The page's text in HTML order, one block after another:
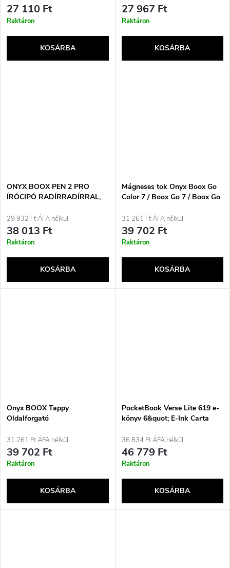
27 110 Ft
Raktáron
KOSÁRBA
27 967 Ft
Raktáron
KOSÁRBA
ONYX BOOX PEN 2 PRO
ÍRÓCIPÓ RADÍRRADÍRRAL,
29 932 Ft ÁFA nélkül
38 013 Ft
Raktáron
KOSÁRBA
Mágneses tok Onyx Boox Go
Color 7 / Boox Go 7 / Boox Go
tolltartóval, bézs színben
31 261 Ft ÁFA nélkül
39 702 Ft
Raktáron
KOSÁRBA
Onyx BOOX Tappy
Oldalforgató
31 261 Ft ÁFA nélkül
39 702 Ft
Raktáron
KOSÁRBA
PocketBook Verse Lite 619 e-
könyv 6&quot; E-Ink Carta
36 834 Ft ÁFA nélkül
46 779 Ft
Raktáron
KOSÁRBA